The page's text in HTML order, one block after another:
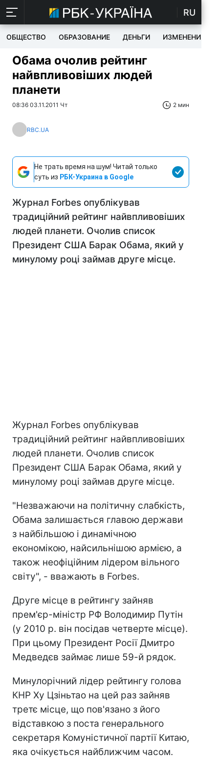
RU
ОБЩЕСТВО ОБРАЗОВАНИЕ ДЕНЬГИ ИЗМЕНЕНИЯ
Обама очолив рейтинг
найвпливовіших людей
планети
08:36 03.11.2011 Чт 2 мин
RBC.UA
Не трать время на шум! Читай только
суть из РБК-Украина в Google
Журнал Forbes опублікував
традиційний рейтинг найвпливовіших
людей планети. Очолив список
Президент США Барак Обама, який у
минулому році займав друге місце.
Журнал Forbes опублікував
традиційний рейтинг найвпливовіших
людей планети. Очолив список
Президент США Барак Обама, який у
минулому році займав друге місце.
"Незважаючи на політичну слабкість,
Обама залишається главою держави
з найбільшою і динамічною
економікою, найсильнішою армією, а
також неофіційним лідером вільного
світу", - вважають в Forbes.
Друге місце в рейтингу зайняв
прем'єр-міністр РФ Володимир Путін
(у 2010 р. він посідав четверте місце).
При цьому Президент Росії Дмитро
Медведєв займає лише 59-й рядок.
Минулорічний лідер рейтингу голова
КНР Ху Цзіньтао на цей раз зайняв
третє місце, що пов'язано з його
відставкою з поста генерального
секретаря Комуністичної партії Китаю,
яка очікується найближчим часом.